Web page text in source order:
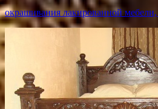
окрашивания лакированной